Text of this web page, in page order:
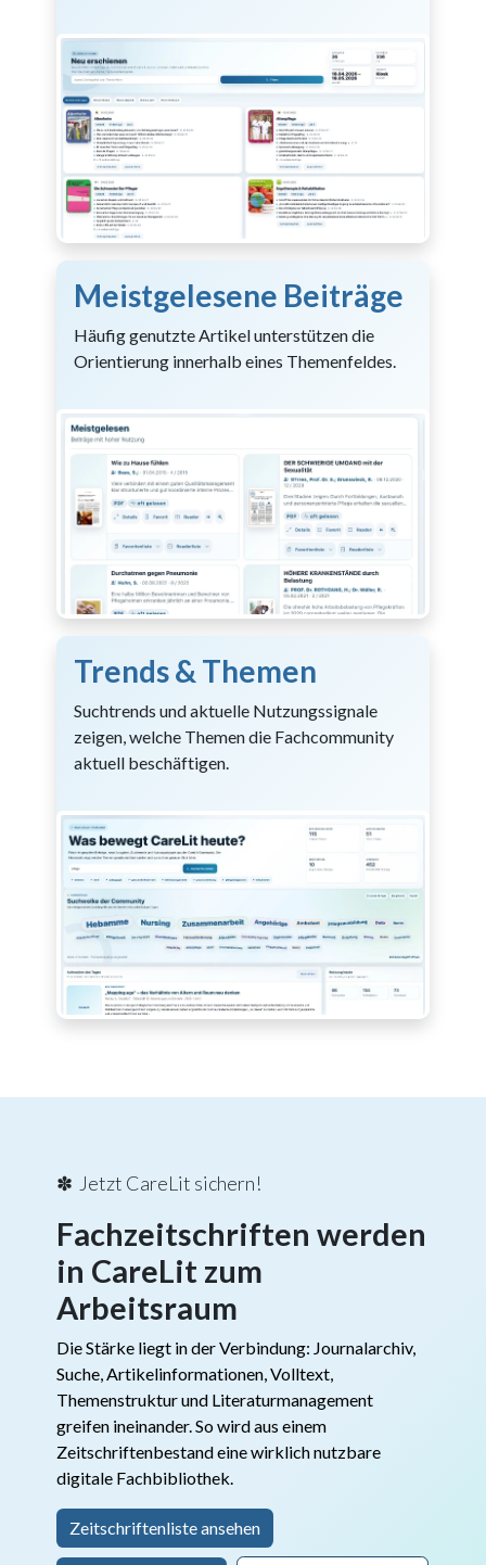
Meistgelesene Beiträge
Häufig genutzte Artikel unterstützen die
Orientierung innerhalb eines Themenfeldes.
Trends & Themen
Suchtrends und aktuelle Nutzungssignale
zeigen, welche Themen die Fachcommunity
aktuell beschäftigen.
✽ Jetzt CareLit sichern!
Fachzeitschriften werden
in CareLit zum
Arbeitsraum
Die Stärke liegt in der Verbindung: Journalarchiv,
Suche, Artikelinformationen, Volltext,
Themenstruktur und Literaturmanagement
greifen ineinander. So wird aus einem
Zeitschriftenbestand eine wirklich nutzbare
digitale Fachbibliothek.
Zeitschriftenliste ansehen